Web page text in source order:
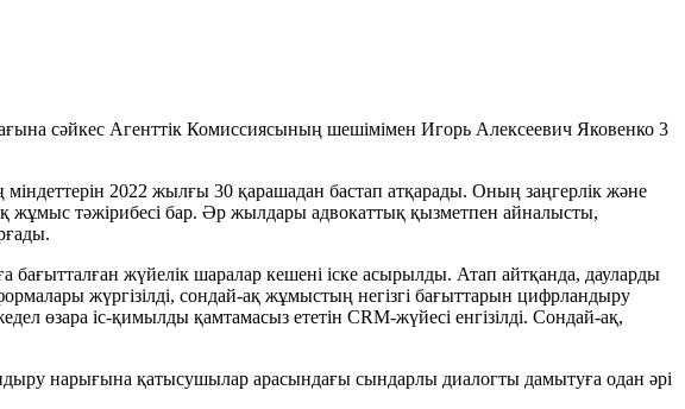
сәйкес Агенттік Комиссиясының шешімімен Игорь Алексеевич Яковенко 3
2022 жылғы 30 қарашадан бастап атқарады. Оның заңгерлік және
жұмыс тәжірибесі бар. Әр жылдары адвокаттық қызметпен айналысты,
жүйелік шаралар кешені іске асырылды. Атап айтқанда, дауларды
жүргізілді, сондай-ақ жұмыстың негізгі бағыттарын цифрландыру
іс-қимылды қамтамасыз ететін CRM-жүйесі енгізілді. Сондай-ақ,
нарығына қатысушылар арасындағы сындарлы диалогты дамытуға одан әрі